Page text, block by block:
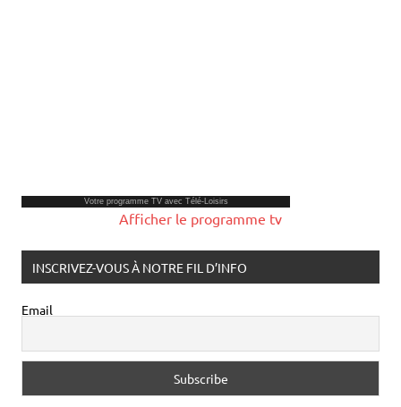
Votre programme TVavec Télé-Loisirs
Afficher le programme tv
INSCRIVEZ-VOUS À NOTRE FIL D’INFO
Email